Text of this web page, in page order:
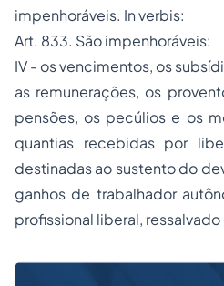
impenhoráveis. In verbis:
Art. 833. São impenhoráveis:
IV - os vencimentos, os
as remunerações, os
pensões, os pecúlios e os
quantias recebidas por
destinadas ao sustento do
ganhos de trabalhador
profissional liberal, ressalvado